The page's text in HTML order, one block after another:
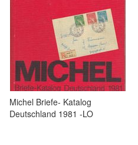
Michel Briefe- Katalog
Deutschland 1981 -LO